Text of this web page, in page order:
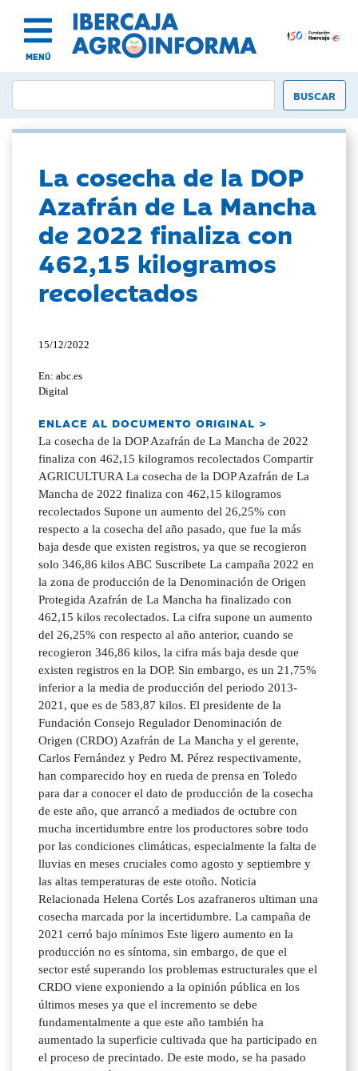
MENÚ
La cosecha de la DOP
Azafrán de La Mancha
de 2022 finaliza con
462,15 kilogramos
recolectados
15/12/2022
En: abc.es
Digital
ENLACE AL DOCUMENTO ORIGINAL >
La cosecha de la DOP Azafrán de La Mancha de 2022
finaliza con 462,15 kilogramos recolectados Compartir
AGRICULTURA La cosecha de la DOP Azafrán de La
Mancha de 2022 finaliza con 462,15 kilogramos
recolectados Supone un aumento del 26,25% con
respecto a la cosecha del año pasado, que fue la más
baja desde que existen registros, ya que se recogieron
solo 346,86 kilos ABC Suscribete La campaña 2022 en
la zona de producción de la Denominación de Origen
Protegida Azafrán de La Mancha ha finalizado con
462,15 kilos recolectados. La cifra supone un aumento
del 26,25% con respecto al año anterior, cuando se
recogieron 346,86 kilos, la cifra más baja desde que
existen registros en la DOP. Sin embargo, es un 21,75%
inferior a la media de producción del periodo 2013-
2021, que es de 583,87 kilos. El presidente de la
Fundación Consejo Regulador Denominación de
Origen (CRDO) Azafrán de La Mancha y el gerente,
Carlos Fernández y Pedro M. Pérez respectivamente,
han comparecido hoy en rueda de prensa en Toledo
para dar a conocer el dato de producción de la cosecha
de este año, que arrancó a mediados de octubre con
mucha incertidumbre entre los productores sobre todo
por las condiciones climáticas, especialmente la falta de
lluvias en meses cruciales como agosto y septiembre y
las altas temperaturas de este otoño. Noticia
Relacionada Helena Cortés Los azafraneros ultiman una
cosecha marcada por la incertidumbre. La campaña de
2021 cerró bajo mínimos Este ligero aumento en la
producción no es síntoma, sin embargo, de que el
sector esté superando los problemas estructurales que el
CRDO viene exponiendo a la opinión pública en los
últimos meses ya que el incremento se debe
fundamentalmente a que este año también ha
aumentado la superficie cultivada que ha participado en
el proceso de precintado. De este modo, se ha pasado